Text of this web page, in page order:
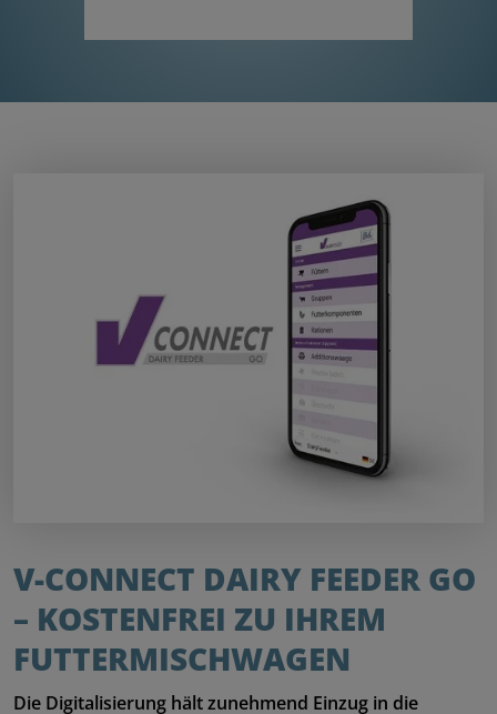
V-CONNECT DAIRY FEEDER GO
– KOSTENFREI ZU IHREM
FUTTERMISCHWAGEN
Die Digitalisierung hält zunehmend Einzug in die